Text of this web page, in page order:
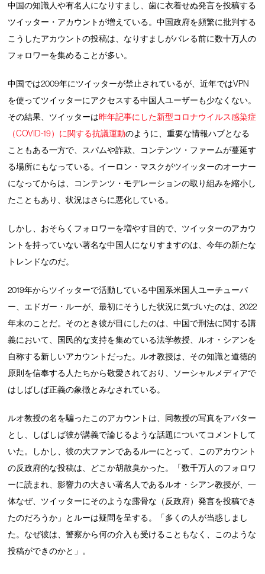
中国の知識人や有名人になりすまし、歯に衣着せぬ発言を投稿する
ツイッター・アカウントが増えている。中国政府を頻繁に批判する
こうしたアカウントの投稿は、なりすましがバレる前に数十万人の
フォロワーを集めることが多い。
中国では2009年にツイッターが禁止されているが、近年ではVPN
を使ってツイッターにアクセスする中国人ユーザーも少なくない。
その結果、ツイッターは昨年記事にした新型コロナウイルス感染症
（COVID-19）に関する抗議運動のように、重要な情報ハブとなる
こともある一方で、スパムや詐欺、コンテンツ・ファームが蔓延す
る場所にもなっている。イーロン・マスクがツイッターのオーナー
になってからは、コンテンツ・モデレーションの取り組みを縮小し
たこともあり、状況はさらに悪化している。
しかし、おそらくフォロワーを増やす目的で、ツイッターのアカウ
ントを持っていない著名な中国人になりすますのは、今年の新たな
トレンドなのだ。
2019年からツイッターで活動している中国系米国人ユーチューバ
ー、エドガー・ルーが、最初にそうした状況に気づいたのは、2022
年末のことだ。そのとき彼が目にしたのは、中国で刑法に関する講
義において、国民的な支持を集めている法学教授、ルオ・シアンを
自称する新しいアカウントだった。ルオ教授は、その知識と道徳的
原則を信奉する人たちから敬愛されており、ソーシャルメディアで
はしばしば正義の象徴とみなされている。
ルオ教授の名を騙ったこのアカウントは、同教授の写真をアバター
とし、しばしば彼が講義で論じるような話題についてコメントして
いた。しかし、彼の大ファンであるルーにとって、このアカウント
の反政府的な投稿は、どこか胡散臭かった。「数千万人のフォロワ
ーに読まれ、影響力の大きい著名人であるルオ・シアン教授が、一
体なぜ、ツイッターにそのような露骨な（反政府）発言を投稿でき
たのだろうか」とルーは疑問を呈する。「多くの人が当惑しまし
た。なぜ彼は、警察から何の介入も受けることもなく、このような
投稿ができのかと」。